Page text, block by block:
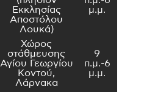
Εκκλησίας
Αποστόλου
Λουκά)
μ.μ.
Χώρος
στάθμευσης
Αγίου Γεωργίου
Κοντού,
Λάρνακα
9
π.μ.-6
μ.μ.